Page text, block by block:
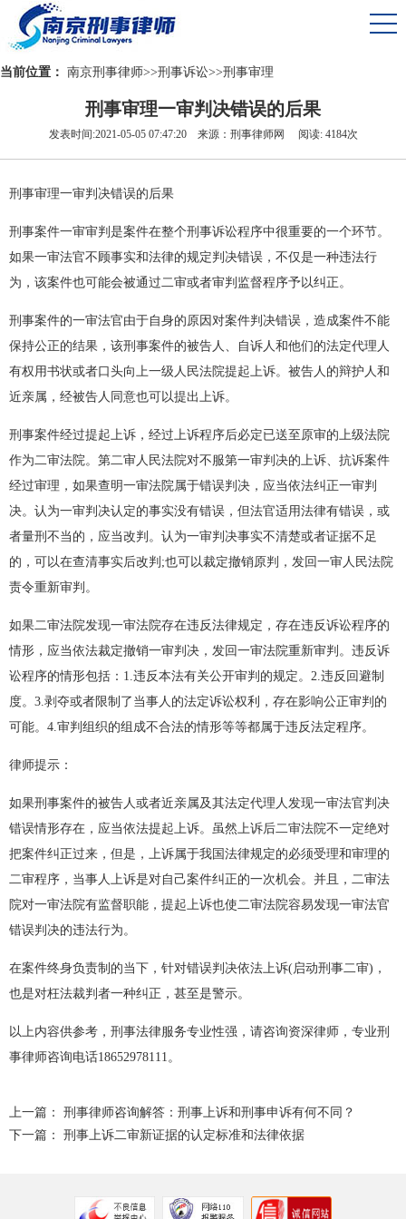
当前位置： 南京刑事律师>>刑事诉讼>>刑事审理
刑事审理一审判决错误的后果
发表时间:2021-05-05 07:47:20 来源：刑事律师网 阅读: 4184次
刑事审理一审判决错误的后果
刑事案件一审审判是案件在整个刑事诉讼程序中很重要的一个环节。
如果一审法官不顾事实和法律的规定判决错误，不仅是一种违法行
为，该案件也可能会被通过二审或者审判监督程序予以纠正。
刑事案件的一审法官由于自身的原因对案件判决错误，造成案件不能
保持公正的结果，该刑事案件的被告人、自诉人和他们的法定代理人
有权用书状或者口头向上一级人民法院提起上诉。被告人的辩护人和
近亲属，经被告人同意也可以提出上诉。
刑事案件经过提起上诉，经过上诉程序后必定已送至原审的上级法院
作为二审法院。第二审人民法院对不服第一审判决的上诉、抗诉案件
经过审理，如果查明一审法院属于错误判决，应当依法纠正一审判
决。认为一审判决认定的事实没有错误，但法官适用法律有错误，或
者量刑不当的，应当改判。认为一审判决事实不清楚或者证据不足
的，可以在查清事实后改判;也可以裁定撤销原判，发回一审人民法院
责令重新审判。
如果二审法院发现一审法院存在违反法律规定，存在违反诉讼程序的
情形，应当依法裁定撤销一审判决，发回一审法院重新审判。违反诉
讼程序的情形包括：1.违反本法有关公开审判的规定。2.违反回避制
度。3.剥夺或者限制了当事人的法定诉讼权利，存在影响公正审判的
可能。4.审判组织的组成不合法的情形等等都属于违反法定程序。
律师提示：
如果刑事案件的被告人或者近亲属及其法定代理人发现一审法官判决
错误情形存在，应当依法提起上诉。虽然上诉后二审法院不一定绝对
把案件纠正过来，但是，上诉属于我国法律规定的必须受理和审理的
二审程序，当事人上诉是对自己案件纠正的一次机会。并且，二审法
院对一审法院有监督职能，提起上诉也使二审法院容易发现一审法官
错误判决的违法行为。
在案件终身负责制的当下，针对错误判决依法上诉(启动刑事二审)，
也是对枉法裁判者一种纠正，甚至是警示。
以上内容供参考，刑事法律服务专业性强，请咨询资深律师，专业刑
事律师咨询电话18652978111。
上一篇： 刑事律师咨询解答：刑事上诉和刑事申诉有何不同？
下一篇： 刑事上诉二审新证据的认定标准和法律依据